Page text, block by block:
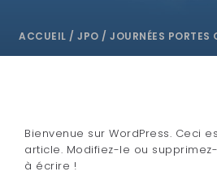
ACCUEIL / JPO / JOURNÉES PORTES
Bienvenue sur WordPress. Ceci
article. Modifiez-le ou
à écrire !